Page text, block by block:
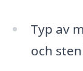
Typ av
och